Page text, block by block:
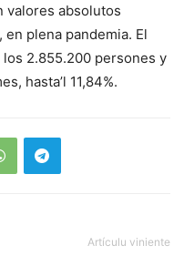
valores absolutos
plena pandemia. El
2.855.200 persones y
hasta’l 11,84%.
Artículu viniente